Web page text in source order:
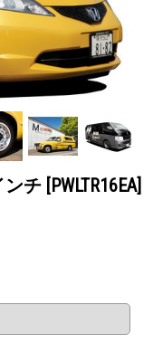
ンチ [PWLTR16EA]